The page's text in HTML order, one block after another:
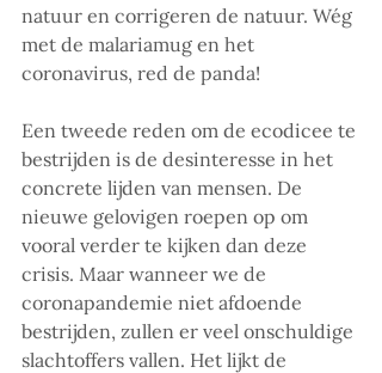
natuur en corrigeren de natuur. Wég
met de malariamug en het
coronavirus, red de panda!
Een tweede reden om de ecodicee te
bestrijden is de desinteresse in het
concrete lijden van mensen. De
nieuwe gelovigen roepen op om
vooral verder te kijken dan deze
crisis. Maar wanneer we de
coronapandemie niet afdoende
bestrijden, zullen er veel onschuldige
slachtoffers vallen. Het lijkt de